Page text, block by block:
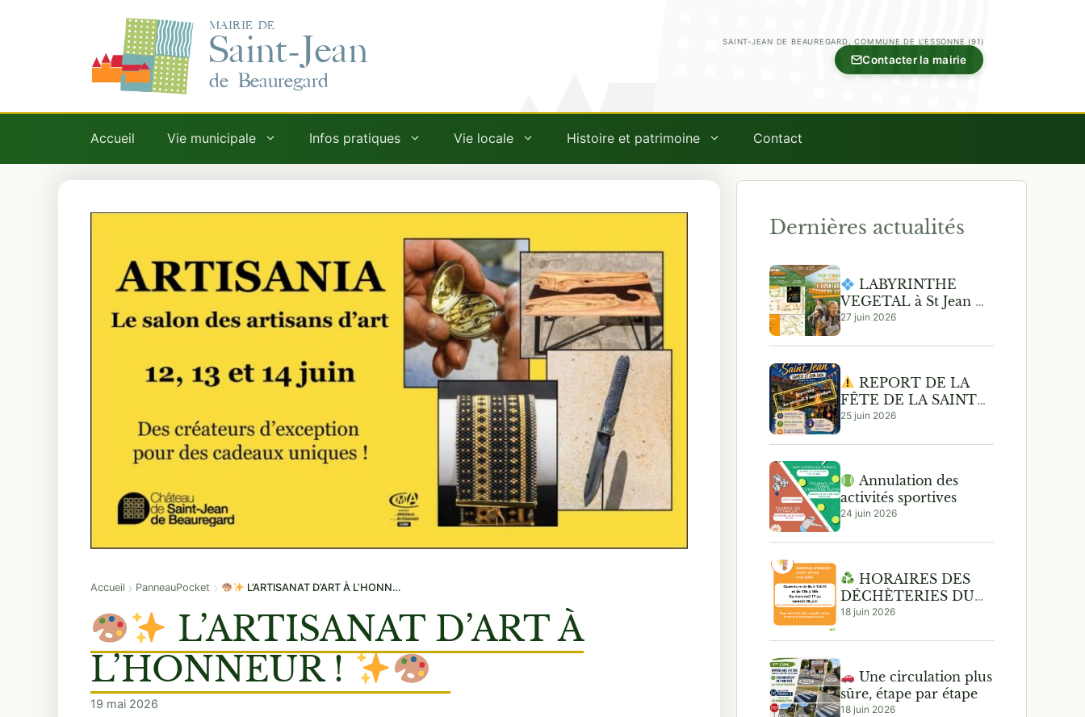
MAIRIE DE
Saint-Jean
de Beauregard
SAINT-JEAN DE BEAUREGARD, COMMUNE DE L'ESSONNE (91)
Contacter la mairie
Accueil Vie municipale Infos pratiques Vie locale Histoire et patrimoine Contact
Accueil › PanneauPocket › L’ARTISANAT D’ART À L’HONNEUR !
L’ARTISANAT D’ART À
L’HONNEUR !
19 mai 2026
Dernières actualités
LABYRINTHE
VEGETAL à St Jean De
Beauregard
27 juin 2026
REPORT DE LA
FÊTE DE LA SAINT
JEAN
25 juin 2026
Annulation des
activités sportives
24 juin 2026
HORAIRES DES
DÉCHÈTERIES DU
SIREDOM
18 juin 2026
Une circulation plus
sûre, étape par étape
18 juin 2026